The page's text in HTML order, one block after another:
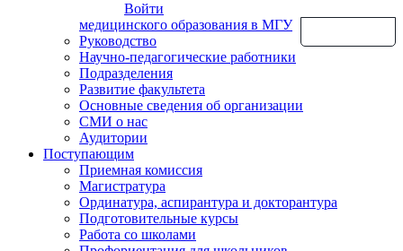
Войти
медицинского образования в МГУ
Руководство
Научно-педагогические работники
Подразделения
Развитие факультета
Основные сведения об организации
СМИ о нас
Аудитории
Поступающим
Приемная комиссия
Магистратура
Ординатура, аспирантура и докторантура
Подготовительные курсы
Работа со школами